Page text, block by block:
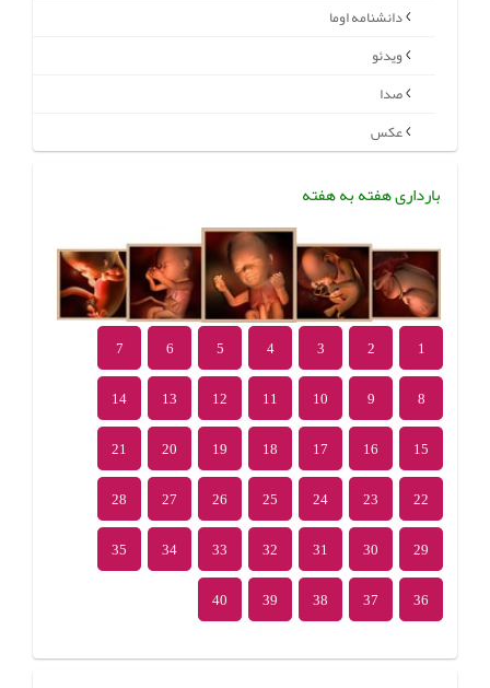
دانشنامه اوما
ویدئو
صدا
عکس
بارداری هفته به هفته
1
2
3
4
5
6
7
8
9
10
11
12
13
14
15
16
17
18
19
20
21
22
23
24
25
26
27
28
29
30
31
32
33
34
35
36
37
38
39
40